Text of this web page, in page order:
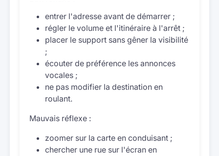
entrer l'adresse avant de démarrer ;
régler le volume et l'itinéraire à l'arrêt ;
placer le support sans gêner la visibilité
;
écouter de préférence les annonces
vocales ;
ne pas modifier la destination en
roulant.
Mauvais réflexe :
zoomer sur la carte en conduisant ;
chercher une rue sur l'écran en